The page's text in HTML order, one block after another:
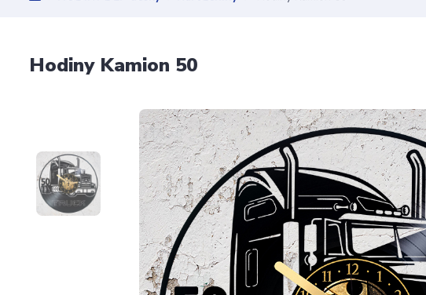
Hodiny Kamion 50